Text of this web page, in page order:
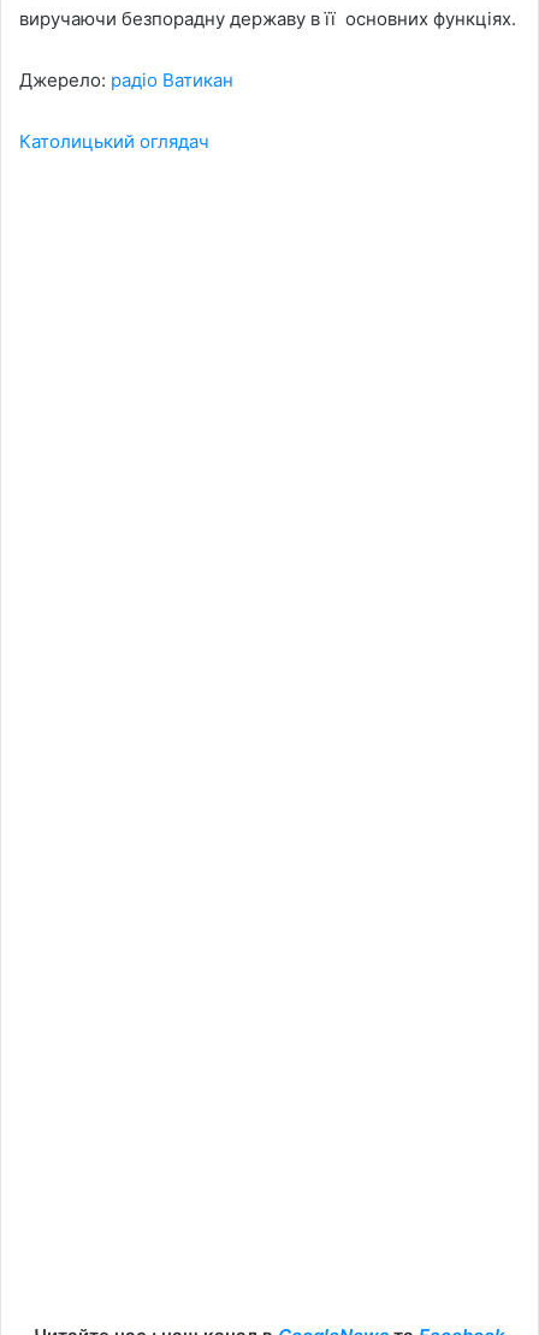
виручаючи безпорадну державу в її основних функціях.
Джерело: радіо Ватикан
Католицький оглядач